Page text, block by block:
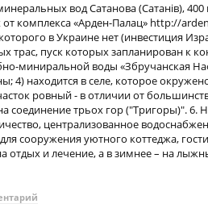
вод Сатанова (Сатанів),
комплекса «Арден-Палац» http://
в Украине нет (инвестиция
пуск которых запланирован к
миниральной воды «Збручанская
находится в селе, которое
ровный - в отличии от
соединение трьох гор ("Тригоры)". 6.
централизованное
сооружения уютного коттеджа,
отдых и лечение, а в зимнее – на